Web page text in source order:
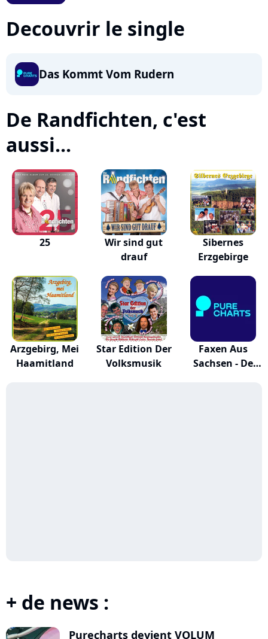
Decouvrir le single
Das Kommt Vom Rudern
De Randfichten, c'est
aussi...
25
Wir sind gut
drauf
Sibernes
Erzgebirge
Arzgebirg, Mei
Haamitland
Star Edition Der
Volksmusik
Faxen Aus
Sachsen - De
+ de news :
Purecharts devient VOLUM